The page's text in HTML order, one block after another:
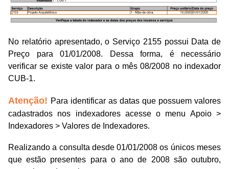
No relatório apresentado, o Serviço 2155 possui Data de
Preço para 01/01/2008. Dessa forma, é necessário
verificar se existe valor para o mês 08/2008 no indexador
CUB-1.
Atenção! Para identificar as datas que possuem valores
cadastrados nos indexadores acesse o menu Apoio >
Indexadores > Valores de Indexadores.
Realizando a consulta desde 01/01/2008 os únicos meses
que estão presentes para o ano de 2008 são outubro,